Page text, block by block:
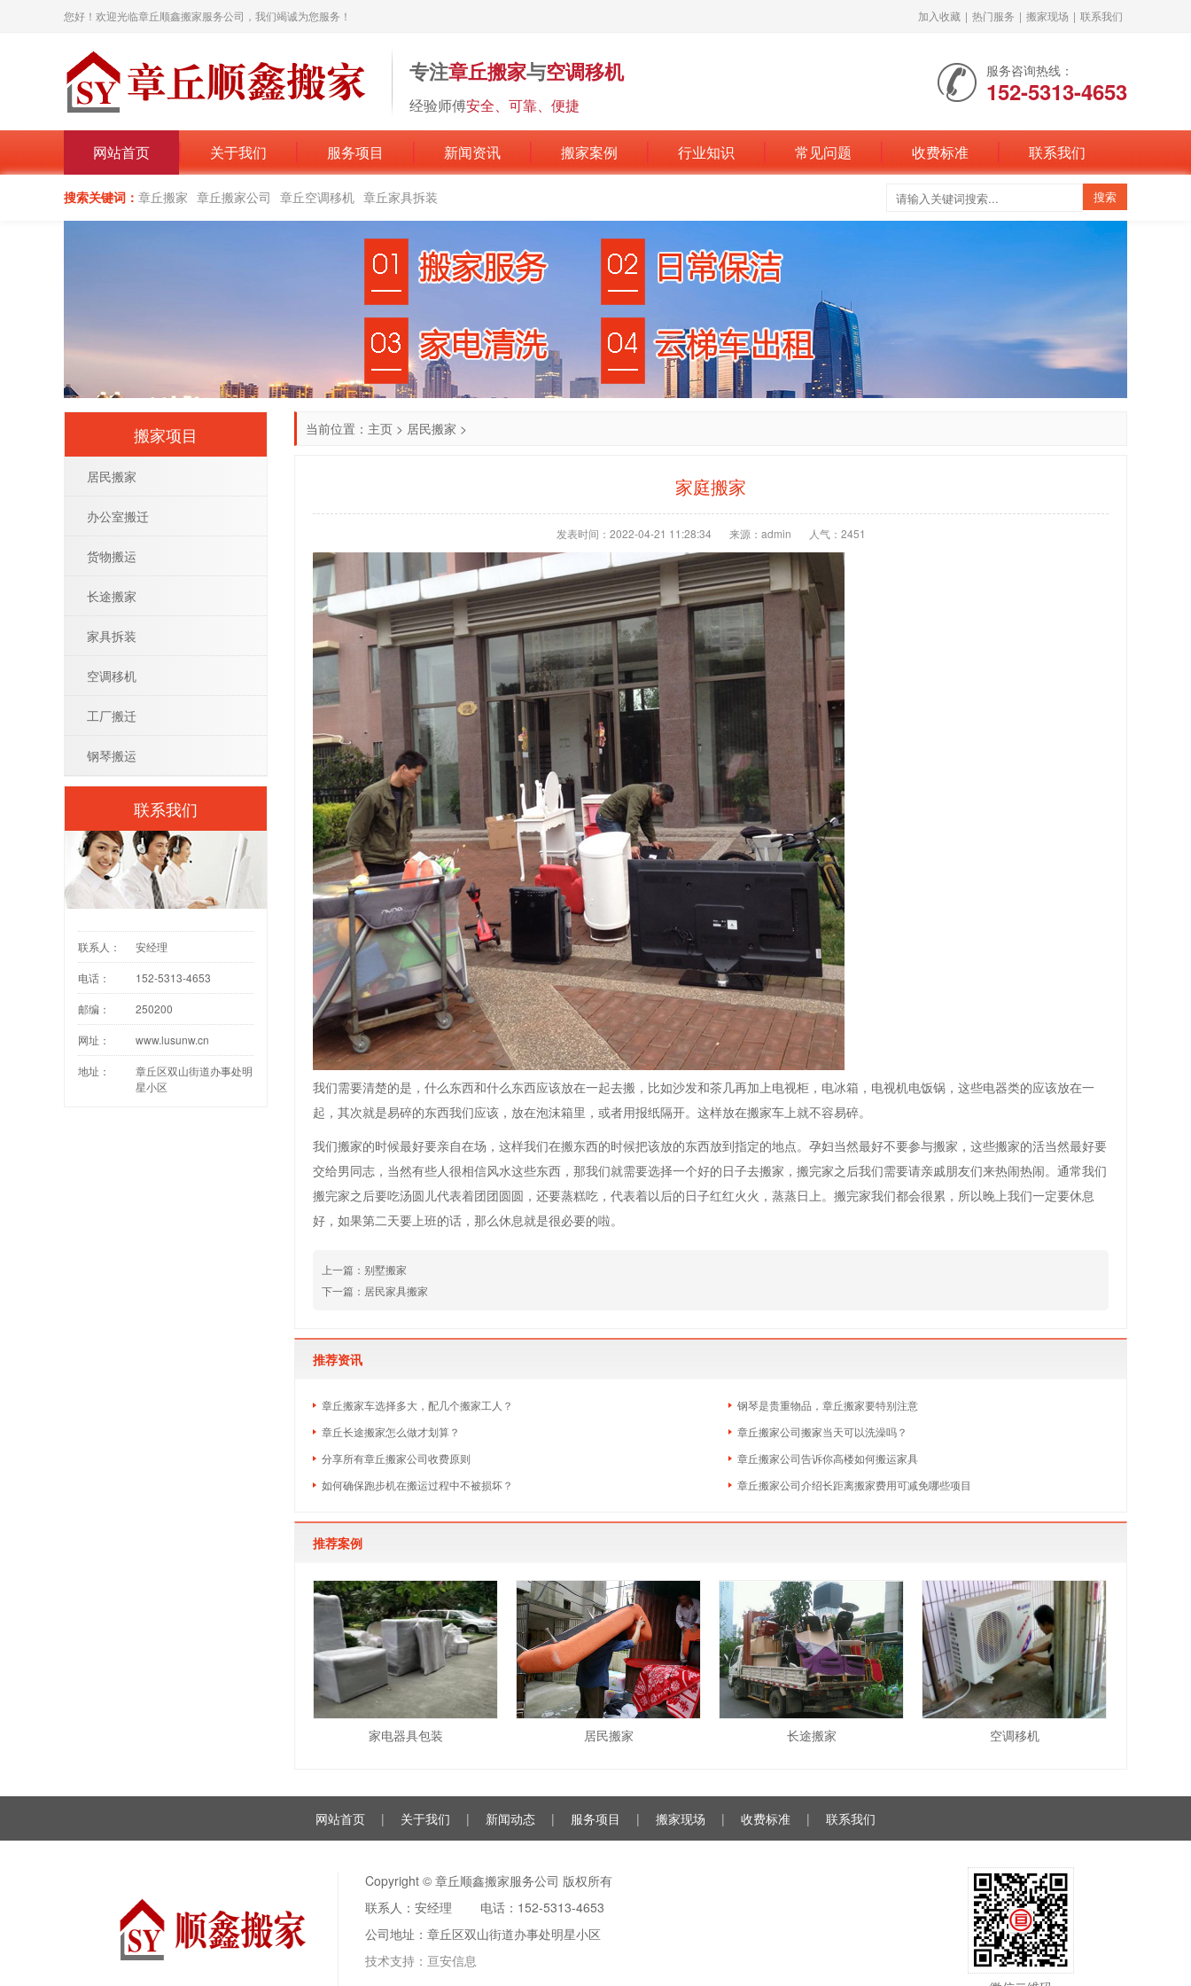
您好！欢迎光临章丘顺鑫搬家服务公司，我们竭诚为您服务！ 加入收藏 | 热门服务 | 搬家现场 | 联系我们
专注章丘搬家与空调移机
经验师傅安全、可靠、便捷
服务咨询热线：
152-5313-4653
网站首页 关于我们 服务项目 新闻资讯 搬家案例 行业知识 常见问题 收费标准 联系我们
搜索关键词： 章丘搬家 章丘搬家公司 章丘空调移机 章丘家具拆装
当前位置： 主页 > 居民搬家 >
家庭搬家
发表时间：2022-04-21 11:28:34 来源：admin 人气：2451
我们需要清楚的是，什么东西和什么东西应该放在一起去搬，比如沙发和茶几再加上电视柜，电冰箱，电视机电饭锅，这些电器类的应该放在一
起，其次就是易碎的东西我们应该，放在泡沫箱里，或者用报纸隔开。这样放在搬家车上就不容易碎。
我们搬家的时候最好要亲自在场，这样我们在搬东西的时候把该放的东西放到指定的地点。孕妇当然最好不要参与搬家，这些搬家的活当然最好要
交给男同志，当然有些人很相信风水这些东西，那我们就需要选择一个好的日子去搬家，搬完家之后我们需要请亲戚朋友们来热闹热闹。通常我们
搬完家之后要吃汤圆儿代表着团团圆圆，还要蒸糕吃，代表着以后的日子红红火火，蒸蒸日上。搬完家我们都会很累，所以晚上我们一定要休息
好，如果第二天要上班的话，那么休息就是很必要的啦。
上一篇： 别墅搬家
下一篇： 居民家具搬家
推荐资讯
章丘搬家车选择多大，配几个搬家工人？
钢琴是贵重物品，章丘搬家要特别注意
章丘长途搬家怎么做才划算？
章丘搬家公司搬家当天可以洗澡吗？
分享所有章丘搬家公司收费原则
章丘搬家公司告诉你高楼如何搬运家具
如何确保跑步机在搬运过程中不被损坏？
章丘搬家公司介绍长距离搬家费用可减免哪些项目
推荐案例
家电器具包装 居民搬家 长途搬家 空调移机
搬家项目
居民搬家
办公室搬迁
货物搬运
长途搬家
家具拆装
空调移机
工厂搬迁
钢琴搬运
联系我们
联系人： 安经理
电话： 152-5313-4653
邮编： 250200
网址： www.lusunw.cn
地址：
章丘区双山街道办事处明
星小区
网站首页 | 关于我们 | 新闻动态 | 服务项目 | 搬家现场 | 收费标准 | 联系我们
Copyright © 章丘顺鑫搬家服务公司 版权所有
联系人：安经理 电话：152-5313-4653
公司地址：章丘区双山街道办事处明星小区
技术支持： 亘安信息